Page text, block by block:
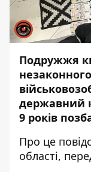
Подружжя
державний
9 років
Про це
області,